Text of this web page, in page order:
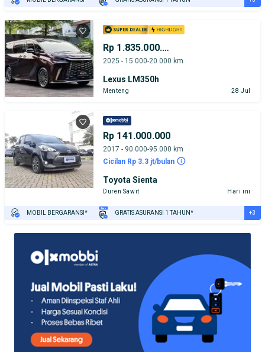
PENJUAL TERVERIFIKASI
Rp 1.835.000.000
2025 - 15.000-20.000 km
Lexus LM350h
Menteng 28 Jul
Rp 141.000.000
2017 - 90.000-95.000 km
Cicilan Rp 3.3 jt/bulan
Toyota Sienta
Duren Sawit Hari ini
MOBIL BERGARANSI* GRATIS ASURANSI 1 TAHUN* +3